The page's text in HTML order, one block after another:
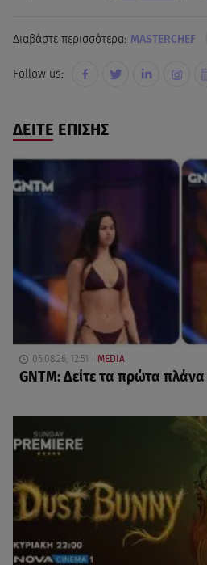
Διαβάστε περισσότερα: MASTERCHEF
Follow us:
ΔΕΙΤΕ ΕΠΙΣΗΣ
05.08.26, 12:51 MEDIA
GNTM: Δείτε τα πρώτα